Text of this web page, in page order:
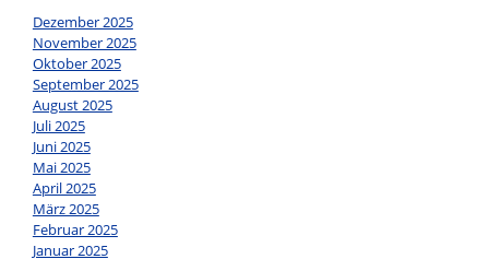
Dezember 2025
November 2025
Oktober 2025
September 2025
August 2025
Juli 2025
Juni 2025
Mai 2025
April 2025
März 2025
Februar 2025
Januar 2025